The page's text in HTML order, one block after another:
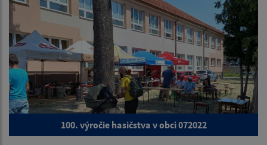
100. výročie hasičstva v obci 072022